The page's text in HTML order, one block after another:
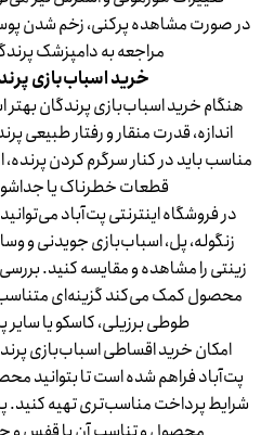
در صورت مشاهده پرکنی، زخم شدن
مراجعه به دامپزشک
خرید اسباب‌بازی
هنگام خرید اسباب‌بازی پرندگان
اندازه، قدرت منقار و رفتار طبیعی
مناسب باید در کنار سرگرم کردن
قطعات خطرناک یا
در فروشگاه اینترنتی پت‌آباد می‌توانید
زنگوله، پل، اسباب‌بازی جویدنی و
زینتی را مشاهده و مقایسه کنید.
محصول کمک می‌کند گزینه‌ای
طوطی برزیلی، کاسکو یا سایر
امکان خرید اقساطی اسباب‌بازی
پت‌آباد فراهم شده است تا بتوانید
شرایط پرداخت مناسب‌تری تهیه کنید.